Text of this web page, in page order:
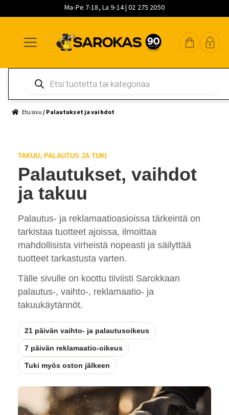
Ma-Pe 7-18, La 9-14 | 02 275 2050
navigointiin
sisältöön
pääsisältöön
search
Etusivu / Palautukset ja vaihdot
TAKUU, PALAUTUS JA TUKI
Palautukset, vaihdot
ja takuu
Palautus- ja reklamaatioasioissa tärkeintä on
tarkistaa tuotteet ajoissa, ilmoittaa
mahdollisista virheistä nopeasti ja säilyttää
tuotteet tarkastusta varten.
Tälle sivulle on koottu tiiviisti Sarokkaan
palautus-, vaihto-, reklamaatio- ja
takuukäytännöt.
21 päivän vaihto- ja palautusoikeus
7 päivän reklamaatio-oikeus
Tuki myös oston jälkeen